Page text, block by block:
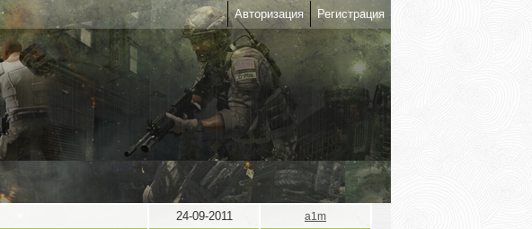
Авторизация Регистрация
24-09-2011 a1m